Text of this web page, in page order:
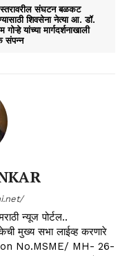
संघटन बळकट
शिवसेना नेत्या आ. डॉ.
गोऱ्हे यांच्या मार्गदर्शनाखाली
संपन्न
न्यूज पोर्टल..
मुख्य सभा लाईव्ह करणारे
No.MSME/ MH- 26-